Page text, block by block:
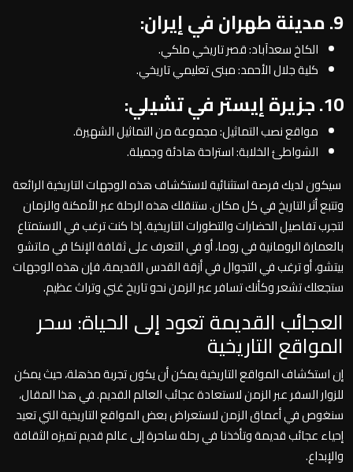
9. مدينة طهران في إيران:
الكاخ سعدآباد: قصر تاريخي ملكي.
كلية جلال الأحمد: مبنى تعليمي تاريخي.
10. جزيرة إيستر في تشيلي:
مواقع نصب التماثيل: مجموعة من التماثيل الشهيرة.
الشواطئ الخلابة: استراحة هادئة وجميلة.
سيكون لديك فرصة استثنائية لاستكشاف هذه الوجهات التاريخية الرائعة
وتتبع أثر التاريخ في كل مكان. ستنقلك هذه الرحلة عبر الأمكنة والزمان
لتجرب تفاصيل الحضارات والتطورات التاريخية. إذا كنت ترغب في الاستمتاع
بالعمارة الرومانية في روما، أو في التعرف على ثقافة الإنكا في ماتشو
بيتشو، أو ترغب في التجوال في أزقة القدس القديمة، فإن هذه الوجهات
ستجعلك تشعر وكأنك تسافر عبر الزمن نحو تاريخ غني وتراث عظيم.
العجائب القديمة تعود إلى الحياة: سحر
المواقع التاريخية
إن استكشاف المواقع التاريخية يمكن أن يكون تجربة مذهلة، حيث يمكن
للزوار السفر عبر الزمن لاستعادة عجائب العالم القديم. في هذا المقال،
سنغوص في أعماق الزمن لاستعراض بعض المواقع التاريخية التي تعيد
إحياء عجائب قديمة وتأخذنا في رحلة ساحرة إلى عالم قديم تميزه الثقافة
والإبداع.